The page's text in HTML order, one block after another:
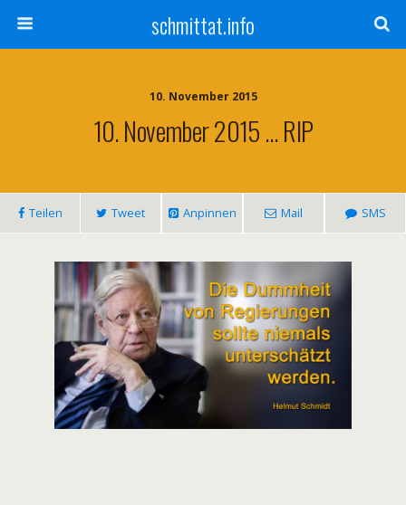
schmittat.info
10. November 2015
10. November 2015 … RIP
Teilen Tweet Anpinnen Mail SMS